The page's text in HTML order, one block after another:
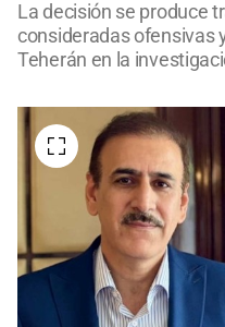
La decisión se produce
consideradas ofensivas
Teherán en la